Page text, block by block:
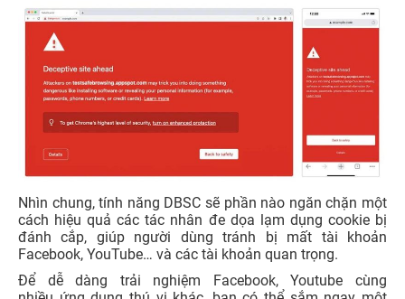
Nhìn chung, tính năng DBSC sẽ phần nào ngăn chặn một
cách hiệu quả các tác nhân đe dọa lạm dụng cookie bị
đánh cắp, giúp người dùng tránh bị mất tài khoản
Facebook, YouTube… và các tài khoản quan trọng.
Để dễ dàng trải nghiệm Facebook, Youtube cùng